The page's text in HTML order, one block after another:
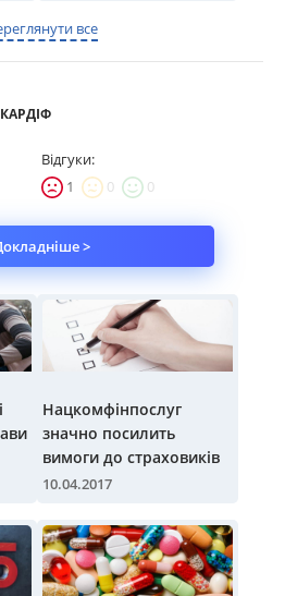
все
КАРДІФ
Відгуки:
1
0 0
>
Нацкомфінпослуг
значно посилить
вимоги до страховиків
10.04.2017